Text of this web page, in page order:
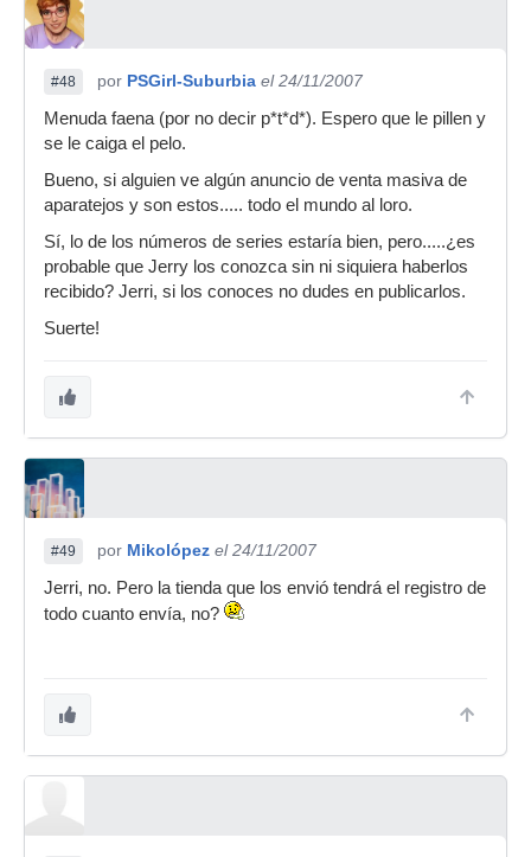
#48 por PSGirl-Suburbia el 24/11/2007
Menuda faena (por no decir p*t*d*). Espero que le pillen y
se le caiga el pelo.
Bueno, si alguien ve algún anuncio de venta masiva de
aparatejos y son estos..... todo el mundo al loro.
Sí, lo de los números de series estaría bien, pero.....¿es
probable que Jerry los conozca sin ni siquiera haberlos
recibido? Jerri, si los conoces no dudes en publicarlos.
Suerte!
#49 por Mikolópez el 24/11/2007
Jerri, no. Pero la tienda que los envió tendrá el registro de
todo cuanto envía, no?